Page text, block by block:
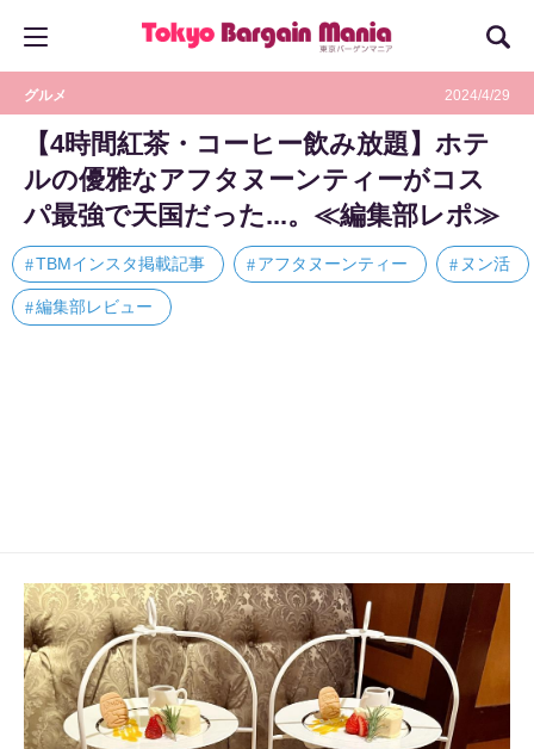
グルメ 2024/4/29
【4時間紅茶・コーヒー飲み放題】ホテ
ルの優雅なアフタヌーンティーがコス
パ最強で天国だった...。≪編集部レポ≫
TBMインスタ掲載記事 アフタヌーンティー ヌン活
編集部レビュー